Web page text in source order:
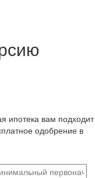
ипотека вам подходит
одобрение в